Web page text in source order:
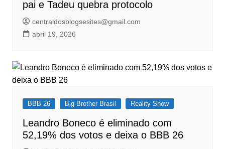
pai e Tadeu quebra protocolo
centraldosblogsesites@gmail.com
abril 19, 2026
BBB 26 Big Brother Brasil Reality Show
Leandro Boneco é eliminado com
52,19% dos votos e deixa o BBB 26